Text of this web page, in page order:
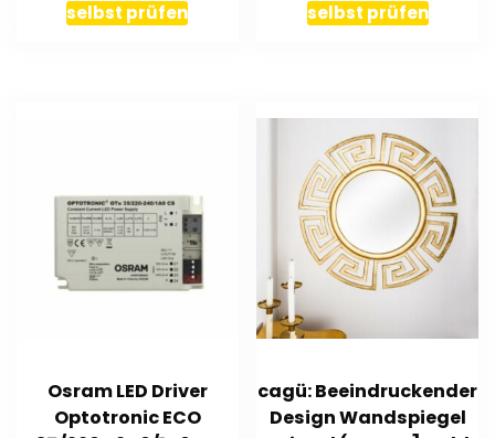
selbst prüfen selbst prüfen
Osram LED Driver
Optotronic ECO
cagü: Beeindruckender
Design Wandspiegel